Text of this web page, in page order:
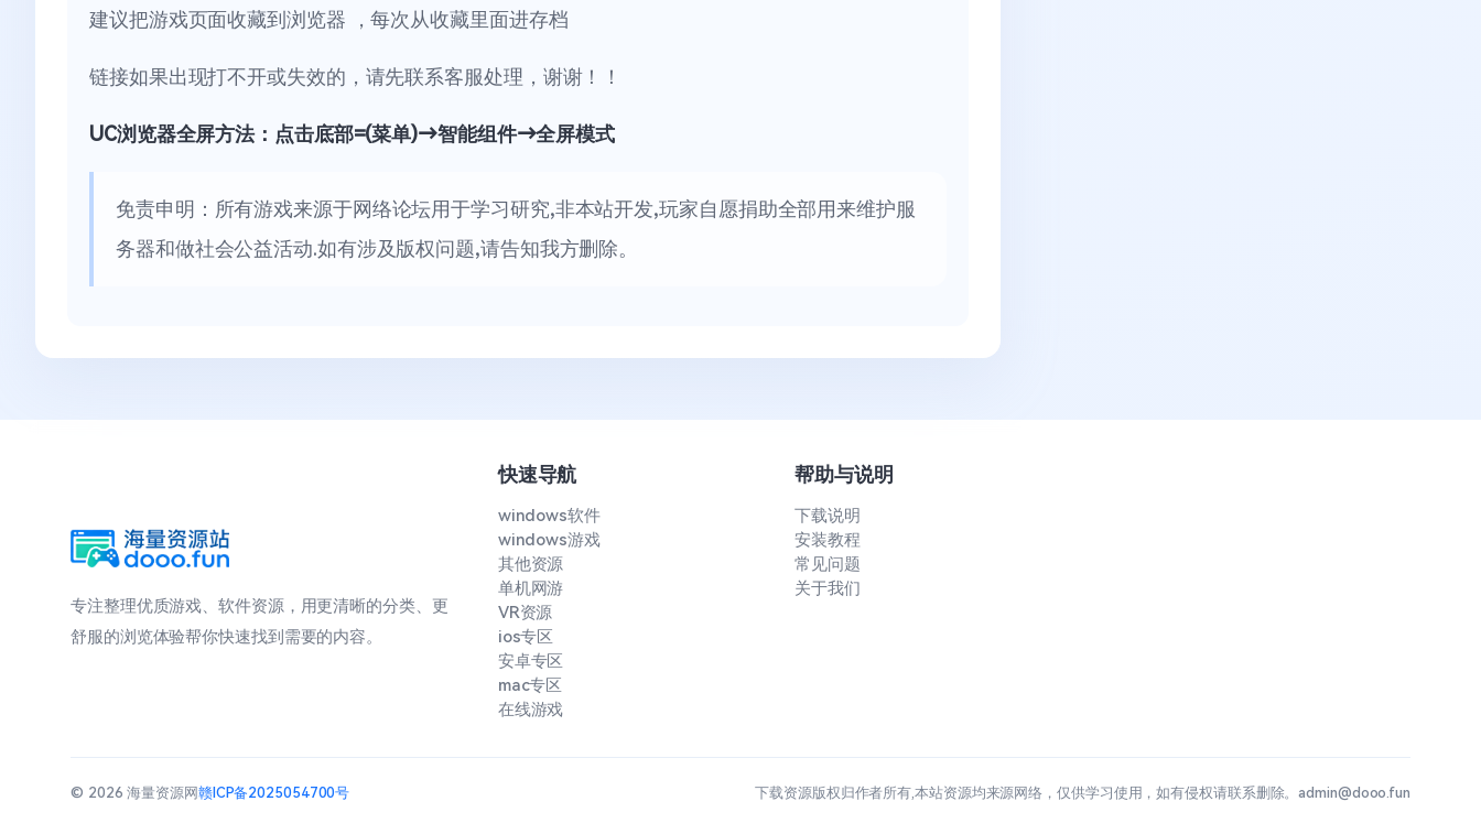
建议把游戏页面收藏到浏览器 ，每次从收藏里面进存档
链接如果出现打不开或失效的，请先联系客服处理，谢谢！！
UC浏览器全屏方法：点击底部=(菜单)→智能组件→全屏模式
免责申明：所有游戏来源于网络论坛用于学习研究,非本站开发,玩家自愿捐助全部用来维护服
务器和做社会公益活动.如有涉及版权问题,请告知我方删除。
专注整理优质游戏、软件资源，用更清晰的分类、更
舒服的浏览体验帮你快速找到需要的内容。
快速导航
windows软件
windows游戏
其他资源
单机网游
VR资源
ios专区
安卓专区
mac专区
在线游戏
帮助与说明
下载说明
安装教程
常见问题
关于我们
© 2026 海量资源网赣ICP备2025054700号 下载资源版权归作者所有,本站资源均来源网络，仅供学习使用，如有侵权请联系删除。admin@dooo.fun